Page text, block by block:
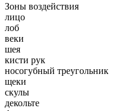
Зоны воздействия
лицо
лоб
веки
шея
кисти рук
носогубный треугольник
щеки
скулы
декольте